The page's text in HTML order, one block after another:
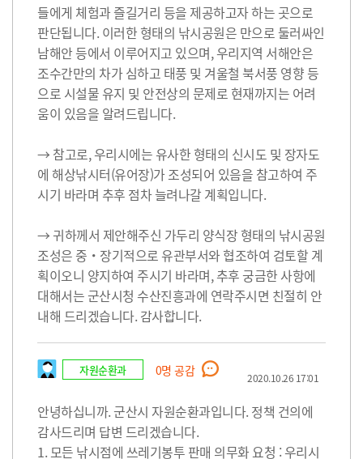
들에게 체험과 즐길거리 등을 제공하고자 하는 곳으로
판단됩니다. 이러한 형태의 낚시공원은 만으로 둘러싸인
남해안 등에서 이루어지고 있으며, 우리지역 서해안은
조수간만의 차가 심하고 태풍 및 겨울철 북서풍 영향 등
으로 시설물 유지 및 안전상의 문제로 현재까지는 어려
움이 있음을 알려드립니다.
→ 참고로, 우리시에는 유사한 형태의 신시도 및 장자도
에 해상낚시터(유어장)가 조성되어 있음을 참고하여 주
시기 바라며 추후 점차 늘려나갈 계획입니다.
→ 귀하께서 제안해주신 가두리 양식장 형태의 낚시공원
조성은 중・장기적으로 유관부서와 협조하여 검토할 계
획이오니 양지하여 주시기 바라며, 추후 궁금한 사항에
대해서는 군산시청 수산진흥과에 연락주시면 친절히 안
내해 드리겠습니다. 감사합니다.
자원순환과 0명 공감 2020.10.26 17:01
안녕하십니까. 군산시 자원순환과입니다. 정책 건의에
감사드리며 답변 드리겠습니다.
1. 모든 낚시점에 쓰레기봉투 판매 의무화 요청 : 우리시